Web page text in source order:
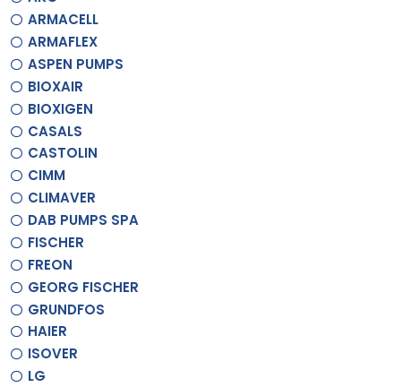
ARMACELL
ARMAFLEX
ASPEN PUMPS
BIOXAIR
BIOXIGEN
CASALS
CASTOLIN
CIMM
CLIMAVER
DAB PUMPS SPA
FISCHER
FREON
GEORG FISCHER
GRUNDFOS
HAIER
ISOVER
LG